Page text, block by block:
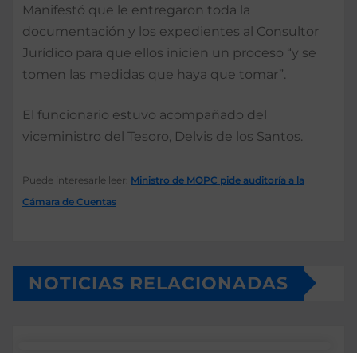
Manifestó que le entregaron toda la
documentación y los expedientes al Consultor
Jurídico para que ellos inicien un proceso “y se
tomen las medidas que haya que tomar”.
El funcionario estuvo acompañado del
viceministro del Tesoro, Delvis de los Santos.
Puede interesarle leer: Ministro de MOPC pide auditoría a la
Cámara de Cuentas
NOTICIAS RELACIONADAS